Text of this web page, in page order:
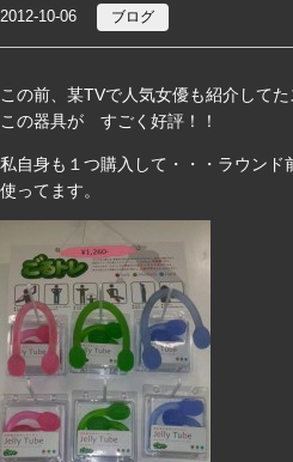
2012-10-06 ブログ
この前、某TVで人気女優も紹介して
この器具が すごく好評！！
私自身も１つ購入して・・・ラウンド
使ってます。